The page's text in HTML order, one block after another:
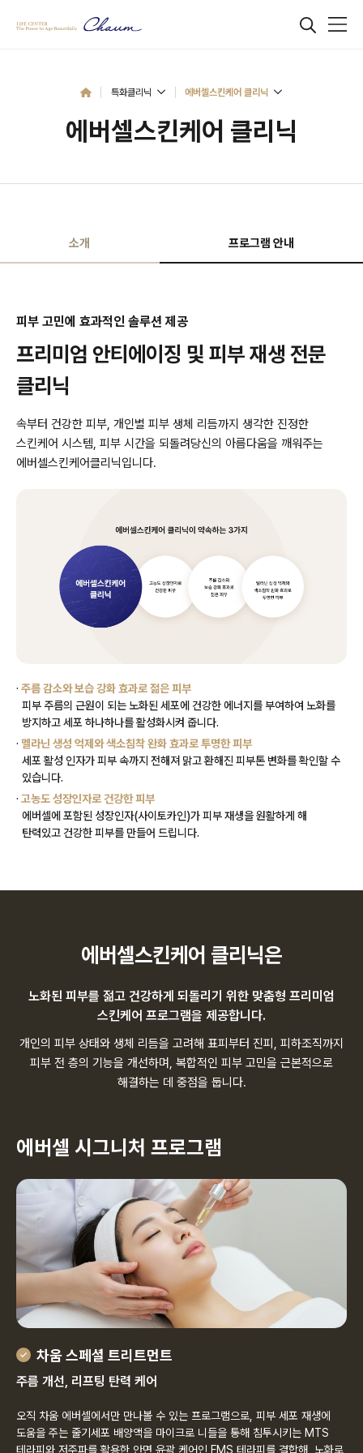
특화클리닉 에버셀스킨케어 클리닉
에버셀스킨케어 클리닉
소개 프로그램 안내
피부 고민에 효과적인 솔루션 제공
프리미엄 안티에이징 및 피부 재생 전문
클리닉
속부터 건강한 피부, 개인별 피부 생체 리듬까지 생각한 진정한
스킨케어 시스템, 피부 시간을 되돌려당신의 아름다움을 깨워주는
에버셀스킨케어클리닉입니다.
· 주름 감소와 보습 강화 효과로 젊은 피부
피부 주름의 근원이 되는 노화된 세포에 건강한 에너지를 부여하여 노화를
방지하고 세포 하나하나를 활성화시켜 줍니다.
· 멜라닌 생성 억제와 색소침착 완화 효과로 투명한 피부
세포 활성 인자가 피부 속까지 전해져 맑고 환해진 피부톤 변화를 확인할 수
있습니다.
· 고농도 성장인자로 건강한 피부
에버셀에 포함된 성장인자(사이토카인)가 피부 재생을 원활하게 해
탄력있고 건강한 피부를 만들어 드립니다.
에버셀스킨케어 클리닉은
노화된 피부를 젊고 건강하게 되돌리기 위한 맞춤형 프리미엄
스킨케어 프로그램을 제공합니다.
개인의 피부 상태와 생체 리듬을 고려해 표피부터 진피, 피하조직까지
피부 전 층의 기능을 개선하며, 복합적인 피부 고민을 근본적으로
해결하는 데 중점을 둡니다.
에버셀 시그니처 프로그램
차움 스페셜 트리트먼트
주름 개선, 리프팅 탄력 케어
오직 차움 에버셀에서만 만나볼 수 있는 프로그램으로, 피부 세포 재생에
도움을 주는 줄기세포 배양액을 마이크로 니들을 통해 침투시키는 MTS
테라피와 저주파를 활용한 안면 윤곽 케어인 FMS 테라피를 결합해, 노화로